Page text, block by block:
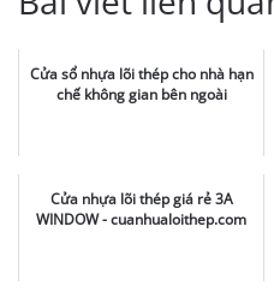
Cửa sổ nhựa lõi thép cho nhà hạn
chế không gian bên ngoài
Cửa nhựa lõi thép giá rẻ 3A
WINDOW - cuanhualoithep.com